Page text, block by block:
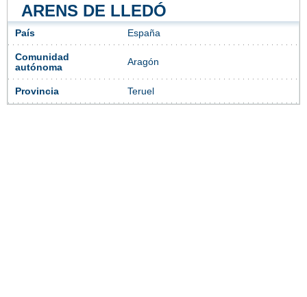
ARENS DE LLEDÓ
País España
Comunidad
autónoma
Aragón
Provincia Teruel